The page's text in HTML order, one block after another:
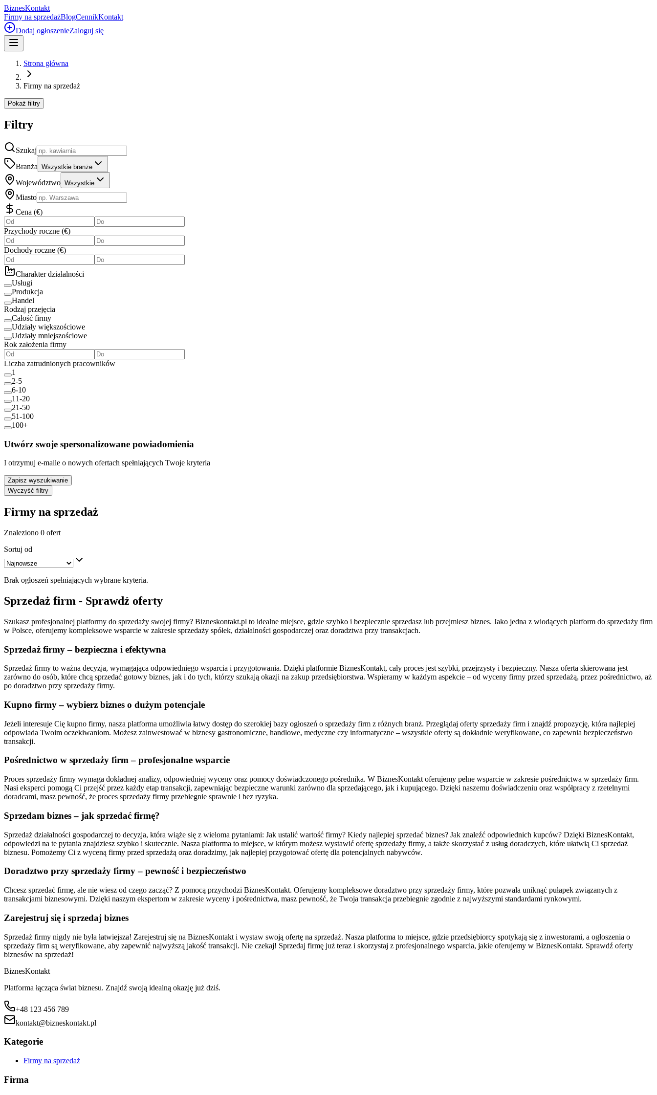
BiznesKontakt
Firmy na sprzedażBlogCennikKontakt
Dodaj ogłoszenieZaloguj się
Strona główna
Firmy na sprzedaż
Pokaż filtry
Filtry
Szukaj
Branża Wszystkie branże
Województwo Wszystkie
Miasto
Cena (€)
Przychody roczne (€)
Dochody roczne (€)
Charakter działalności
Usługi
Produkcja
Handel
Rodzaj przejęcia
Całość firmy
Udziały większościowe
Udziały mniejszościowe
Rok założenia firmy
Liczba zatrudnionych pracowników
1
2-5
6-10
11-20
21-50
51-100
100+
Utwórz swoje spersonalizowane powiadomienia
I otrzymuj e-maile o nowych ofertach spełniających Twoje kryteria
Zapisz wyszukiwanie
Wyczyść filtry
Firmy na sprzedaż
Znaleziono 0 ofert
Sortuj od
Brak ogłoszeń spełniających wybrane kryteria.
Sprzedaż firm - Sprawdź oferty
Szukasz profesjonalnej platformy do sprzedaży swojej firmy? Bizneskontakt.pl to idealne miejsce, gdzie szybko i bezpiecznie sprzedasz lub przejmiesz biznes. Jako jedna z wiodących platform do sprzedaży firm
w Polsce, oferujemy kompleksowe wsparcie w zakresie sprzedaży spółek, działalności gospodarczej oraz doradztwa przy transakcjach.
Sprzedaż firmy – bezpieczna i efektywna
Sprzedaż firmy to ważna decyzja, wymagająca odpowiedniego wsparcia i przygotowania. Dzięki platformie BiznesKontakt, cały proces jest szybki, przejrzysty i bezpieczny. Nasza oferta skierowana jest
zarówno do osób, które chcą sprzedać gotowy biznes, jak i do tych, którzy szukają okazji na zakup przedsiębiorstwa. Wspieramy w każdym aspekcie – od wyceny firmy przed sprzedażą, przez pośrednictwo, aż
po doradztwo przy sprzedaży firmy.
Kupno firmy – wybierz biznes o dużym potencjale
Jeżeli interesuje Cię kupno firmy, nasza platforma umożliwia łatwy dostęp do szerokiej bazy ogłoszeń o sprzedaży firm z różnych branż. Przeglądaj oferty sprzedaży firm i znajdź propozycję, która najlepiej
odpowiada Twoim oczekiwaniom. Możesz zainwestować w biznesy gastronomiczne, handlowe, medyczne czy informatyczne – wszystkie oferty są dokładnie weryfikowane, co zapewnia bezpieczeństwo
transakcji.
Pośrednictwo w sprzedaży firm – profesjonalne wsparcie
Proces sprzedaży firmy wymaga dokładnej analizy, odpowiedniej wyceny oraz pomocy doświadczonego pośrednika. W BiznesKontakt oferujemy pełne wsparcie w zakresie pośrednictwa w sprzedaży firm.
Nasi eksperci pomogą Ci przejść przez każdy etap transakcji, zapewniając bezpieczne warunki zarówno dla sprzedającego, jak i kupującego. Dzięki naszemu doświadczeniu oraz współpracy z rzetelnymi
doradcami, masz pewność, że proces sprzedaży firmy przebiegnie sprawnie i bez ryzyka.
Sprzedam biznes – jak sprzedać firmę?
Sprzedaż działalności gospodarczej to decyzja, która wiąże się z wieloma pytaniami: Jak ustalić wartość firmy? Kiedy najlepiej sprzedać biznes? Jak znaleźć odpowiednich kupców? Dzięki BiznesKontakt,
odpowiedzi na te pytania znajdziesz szybko i skutecznie. Nasza platforma to miejsce, w którym możesz wystawić ofertę sprzedaży firmy, a także skorzystać z usług doradczych, które ułatwią Ci sprzedaż
biznesu. Pomożemy Ci z wyceną firmy przed sprzedażą oraz doradzimy, jak najlepiej przygotować ofertę dla potencjalnych nabywców.
Doradztwo przy sprzedaży firmy – pewność i bezpieczeństwo
Chcesz sprzedać firmę, ale nie wiesz od czego zacząć? Z pomocą przychodzi BiznesKontakt. Oferujemy kompleksowe doradztwo przy sprzedaży firmy, które pozwala uniknąć pułapek związanych z
transakcjami biznesowymi. Dzięki naszym ekspertom w zakresie wyceny i pośrednictwa, masz pewność, że Twoja transakcja przebiegnie zgodnie z najwyższymi standardami rynkowymi.
Zarejestruj się i sprzedaj biznes
Sprzedaż firmy nigdy nie była łatwiejsza! Zarejestruj się na BiznesKontakt i wystaw swoją ofertę na sprzedaż. Nasza platforma to miejsce, gdzie przedsiębiorcy spotykają się z inwestorami, a ogłoszenia o
sprzedaży firm są weryfikowane, aby zapewnić najwyższą jakość transakcji. Nie czekaj! Sprzedaj firmę już teraz i skorzystaj z profesjonalnego wsparcia, jakie oferujemy w BiznesKontakt. Sprawdź oferty
biznesów na sprzedaż!
BiznesKontakt
Platforma łącząca świat biznesu. Znajdź swoją idealną okazję już dziś.
+48 123 456 789
kontakt@bizneskontakt.pl
Kategorie
Firmy na sprzedaż
Firma